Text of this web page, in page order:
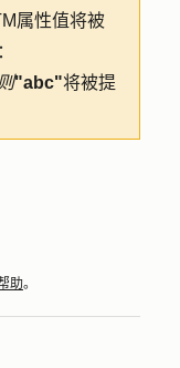
属性值将被
"abc"将被提
助。